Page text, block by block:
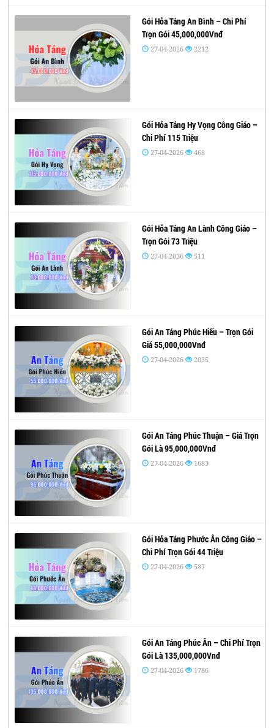
Gói Hỏa Táng An Bình – Chi Phí
Trọn Gói 45,000,000Vnđ
27-04-2026 2212
Gói Hỏa Táng Hy Vọng Công Giáo –
Chi Phí 115 Triệu
27-04-2026 468
Gói Hỏa Táng An Lành Công Giáo –
Trọn Gói 73 Triệu
27-04-2026 511
Gói An Táng Phúc Hiếu – Trọn Gói
Giá 55,000,000Vnđ
27-04-2026 2035
Gói An Táng Phúc Thuận – Giá Trọn
Gói Là 95,000,000Vnđ
27-04-2026 1683
Gói Hỏa Táng Phước Ân Công Giáo –
Chi Phí Trọn Gói 44 Triệu
27-04-2026 587
Gói An Táng Phúc Ân – Chi Phí Trọn
Gói Là 135,000,000Vnđ
27-04-2026 1786